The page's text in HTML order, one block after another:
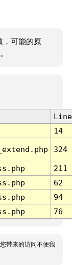
，可能的原
Line
14
324
211
62
94
76
带来的访问不便我